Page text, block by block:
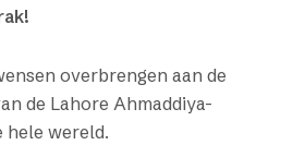
overbrengen aan de
de Lahore Ahmaddiya-
hele wereld.